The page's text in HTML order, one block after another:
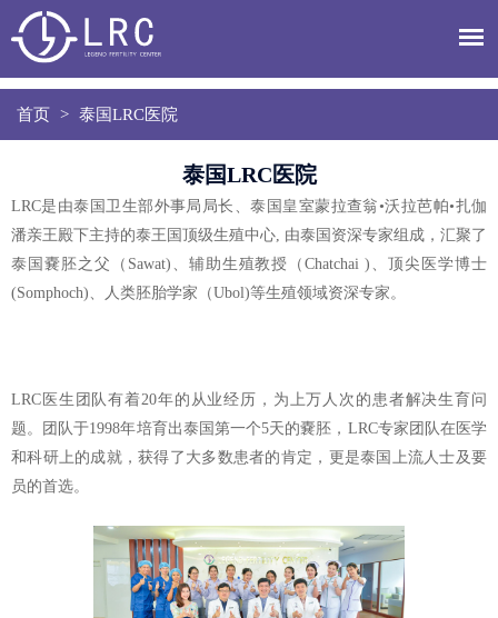
首页 > 泰国LRC医院
泰国LRC医院
LRC是由泰国卫生部外事局局长、泰国皇室蒙拉查翁•沃拉芭帕•扎伽
潘亲王殿下主持的泰王国顶级生殖中心, 由泰国资深专家组成，汇聚了
泰国嚢胚之父（Sawat)、辅助生殖教授（Chatchai )、顶尖医学博士
(Somphoch)、人类胚胎学家（Ubol)等生殖领域资深专家。
LRC医生团队有着20年的从业经历，为上万人次的患者解决生育问
题。团队于1998年培育出泰国第一个5天的嚢胚，LRC专家团队在医学
和科研上的成就，获得了大多数患者的肯定，更是泰国上流人士及要
员的首选。